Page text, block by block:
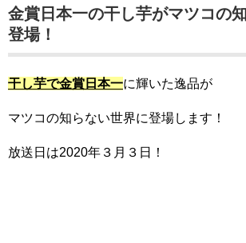
金賞日本一の干し芋がマツコの
登場！
干し芋で金賞日本一に輝いた逸品が
マツコの知らない世界に登場します！
放送日は2020年３月３日！